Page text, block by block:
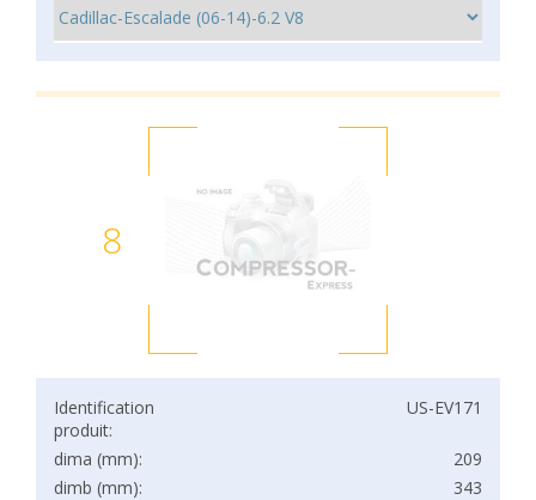
8
Identification
produit:
US-EV171
dima (mm):
209
dimb (mm):
343